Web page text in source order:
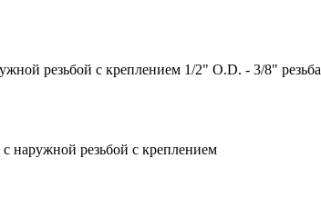
резьбой с креплением 1/2" O.D. - 3/8"
наружной резьбой с креплением